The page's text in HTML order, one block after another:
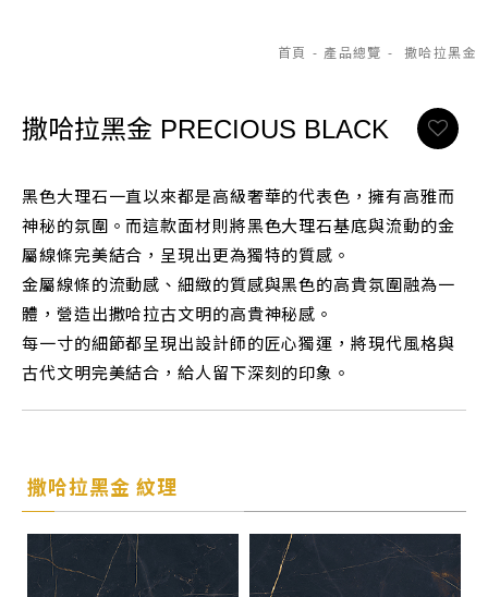
首頁 - 產品總覽 - 撒哈拉黑金
撒哈拉黑金 PRECIOUS BLACK
黑色大理石一直以來都是高級奢華的代表色，擁有高雅而
神秘的氛圍。而這款面材則將黑色大理石基底與流動的金
屬線條完美結合，呈現出更為獨特的質感。
金屬線條的流動感、細緻的質感與黑色的高貴氛圍融為一
體，營造出撒哈拉古文明的高貴神秘感。
每一寸的細節都呈現出設計師的匠心獨運，將現代風格與
古代文明完美結合，給人留下深刻的印象。
撒哈拉黑金 紋理